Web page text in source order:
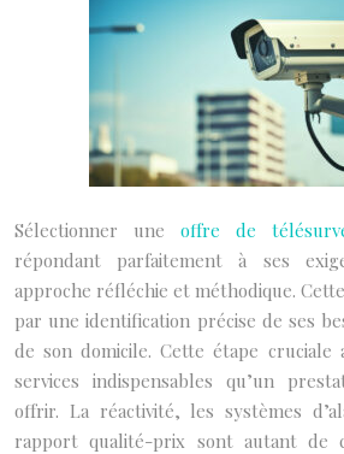
Sélectionner une offre de
répondant parfaitement à ses
approche réfléchie et méthodique.
par une identification précise de ses
de son domicile. Cette étape cruciale
services indispensables qu’un
offrir. La réactivité, les systèmes
rapport qualité-prix sont autant de